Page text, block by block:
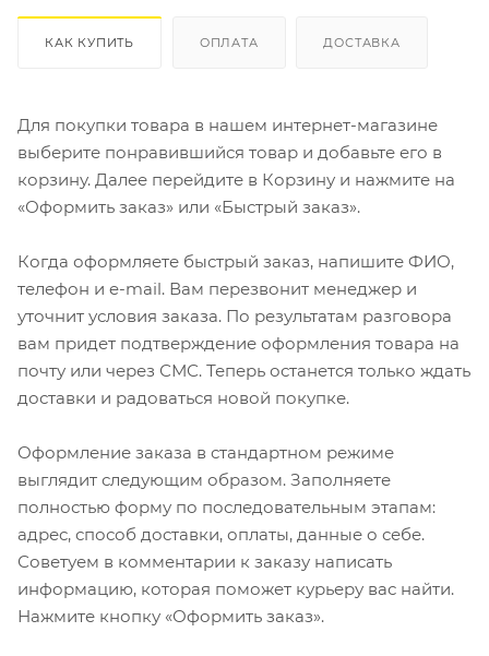
КАК КУПИТЬ ОПЛАТА ДОСТАВКА
Для покупки товара в нашем интернет-магазине
выберите понравившийся товар и добавьте его в
корзину. Далее перейдите в Корзину и нажмите на
«Оформить заказ» или «Быстрый заказ».
Когда оформляете быстрый заказ, напишите ФИО,
телефон и e-mail. Вам перезвонит менеджер и
уточнит условия заказа. По результатам разговора
вам придет подтверждение оформления товара на
почту или через СМС. Теперь останется только ждать
доставки и радоваться новой покупке.
Оформление заказа в стандартном режиме
выглядит следующим образом. Заполняете
полностью форму по последовательным этапам:
адрес, способ доставки, оплаты, данные о себе.
Советуем в комментарии к заказу написать
информацию, которая поможет курьеру вас найти.
Нажмите кнопку «Оформить заказ».